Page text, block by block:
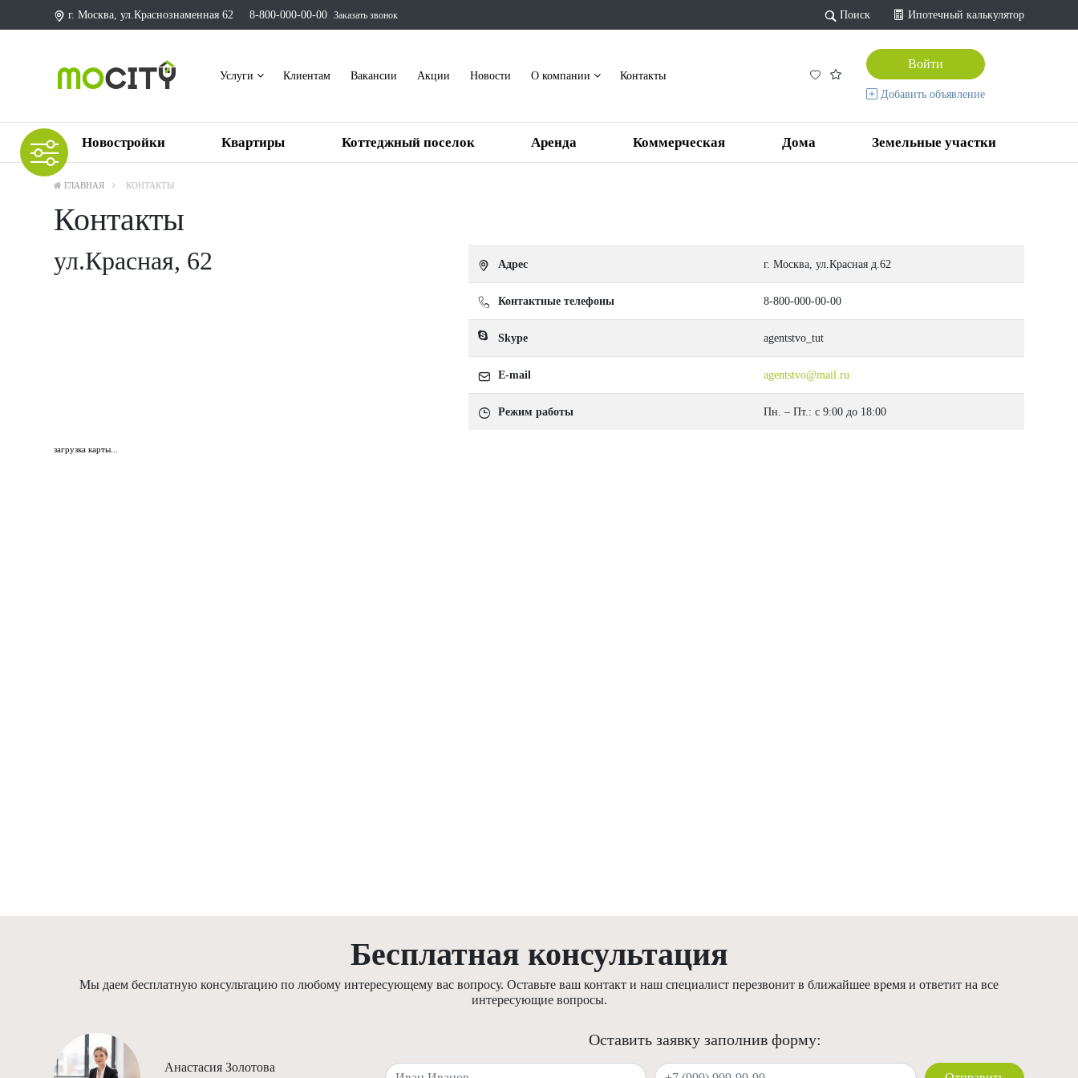
г. Москва, ул.Краснознаменная 62 8-800-000-00-00 Заказать звонок Поиск Ипотечный калькулятор
Услуги Клиентам Вакансии Акции Новости О компании Контакты
Войти
Добавить объявление
Новостройки Квартиры Коттеджный поселок Аренда Коммерческая Дома Земельные участки
ГЛАВНАЯ КОНТАКТЫ
Контакты
ул.Красная, 62 Адрес г. Москва, ул.Красная д.62
Контактные телефоны 8-800-000-00-00
Skype agentstvo_tut
E-mail agentstvo@mail.ru
Режим работы Пн. – Пт.: с 9:00 до 18:00
загрузка карты...
Бесплатная консультация
Мы даем бесплатную консультацию по любому интересующему вас вопросу. Оставьте ваш контакт и наш специалист перезвонит в ближайшее время и ответит на все
интересующие вопросы.
Анастасия Золотова
Оставить заявку заполнив форму:
Ваше имя Ваш телефон